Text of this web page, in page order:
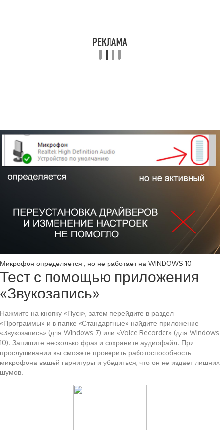
Микрофон определяется , но не работает на WINDOWS 10
Тест с помощью приложения
«Звукозапись»
Нажмите на кнопку «Пуск», затем перейдите в раздел
«Программы» и в папке «Стандартные» найдите приложение
«Звукозапись» (для Windows 7) или «Voice Recorder» (для Windows
10). Запишите несколько фраз и сохраните аудиофайл. При
прослушивании вы сможете проверить работоспособность
микрофона вашей гарнитуры и убедиться, что он не издает лишних
шумов.